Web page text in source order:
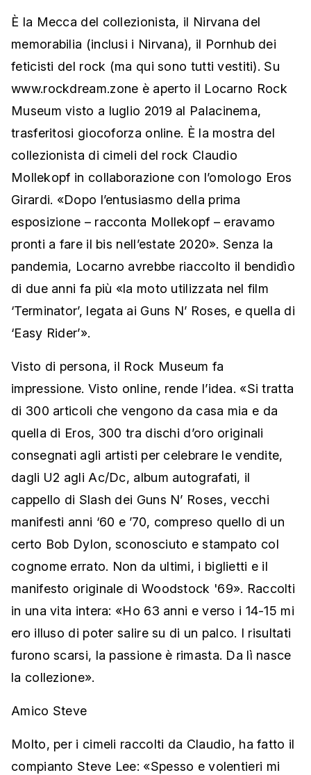
È la Mecca del collezionista, il Nirvana del
memorabilia (inclusi i Nirvana), il Pornhub dei
feticisti del rock (ma qui sono tutti vestiti). Su
www.rockdream.zone è aperto il Locarno Rock
Museum visto a luglio 2019 al Palacinema,
trasferitosi giocoforza online. È la mostra del
collezionista di cimeli del rock Claudio
Mollekopf in collaborazione con l’omologo Eros
Girardi. «Dopo l’entusiasmo della prima
esposizione – racconta Mollekopf – eravamo
pronti a fare il bis nell’estate 2020». Senza la
pandemia, Locarno avrebbe riaccolto il bendidìo
di due anni fa più «la moto utilizzata nel film
‘Terminator’, legata ai Guns N’ Roses, e quella di
‘Easy Rider’».
Visto di persona, il Rock Museum fa
impressione. Visto online, rende l’idea. «Si tratta
di 300 articoli che vengono da casa mia e da
quella di Eros, 300 tra dischi d’oro originali
consegnati agli artisti per celebrare le vendite,
dagli U2 agli Ac/Dc, album autografati, il
cappello di Slash dei Guns N’ Roses, vecchi
manifesti anni ‘60 e ’70, compreso quello di un
certo Bob Dylon, sconosciuto e stampato col
cognome errato. Non da ultimi, i biglietti e il
manifesto originale di Woodstock '69». Raccolti
in una vita intera: «Ho 63 anni e verso i 14-15 mi
ero illuso di poter salire su di un palco. I risultati
furono scarsi, la passione è rimasta. Da lì nasce
la collezione».
Amico Steve
Molto, per i cimeli raccolti da Claudio, ha fatto il
compianto Steve Lee: «Spesso e volentieri mi